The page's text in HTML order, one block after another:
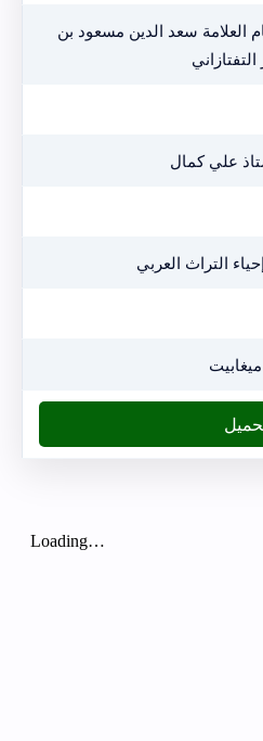
العلامة سعد الدين مسعود بن
علي كمال
التراث العربي